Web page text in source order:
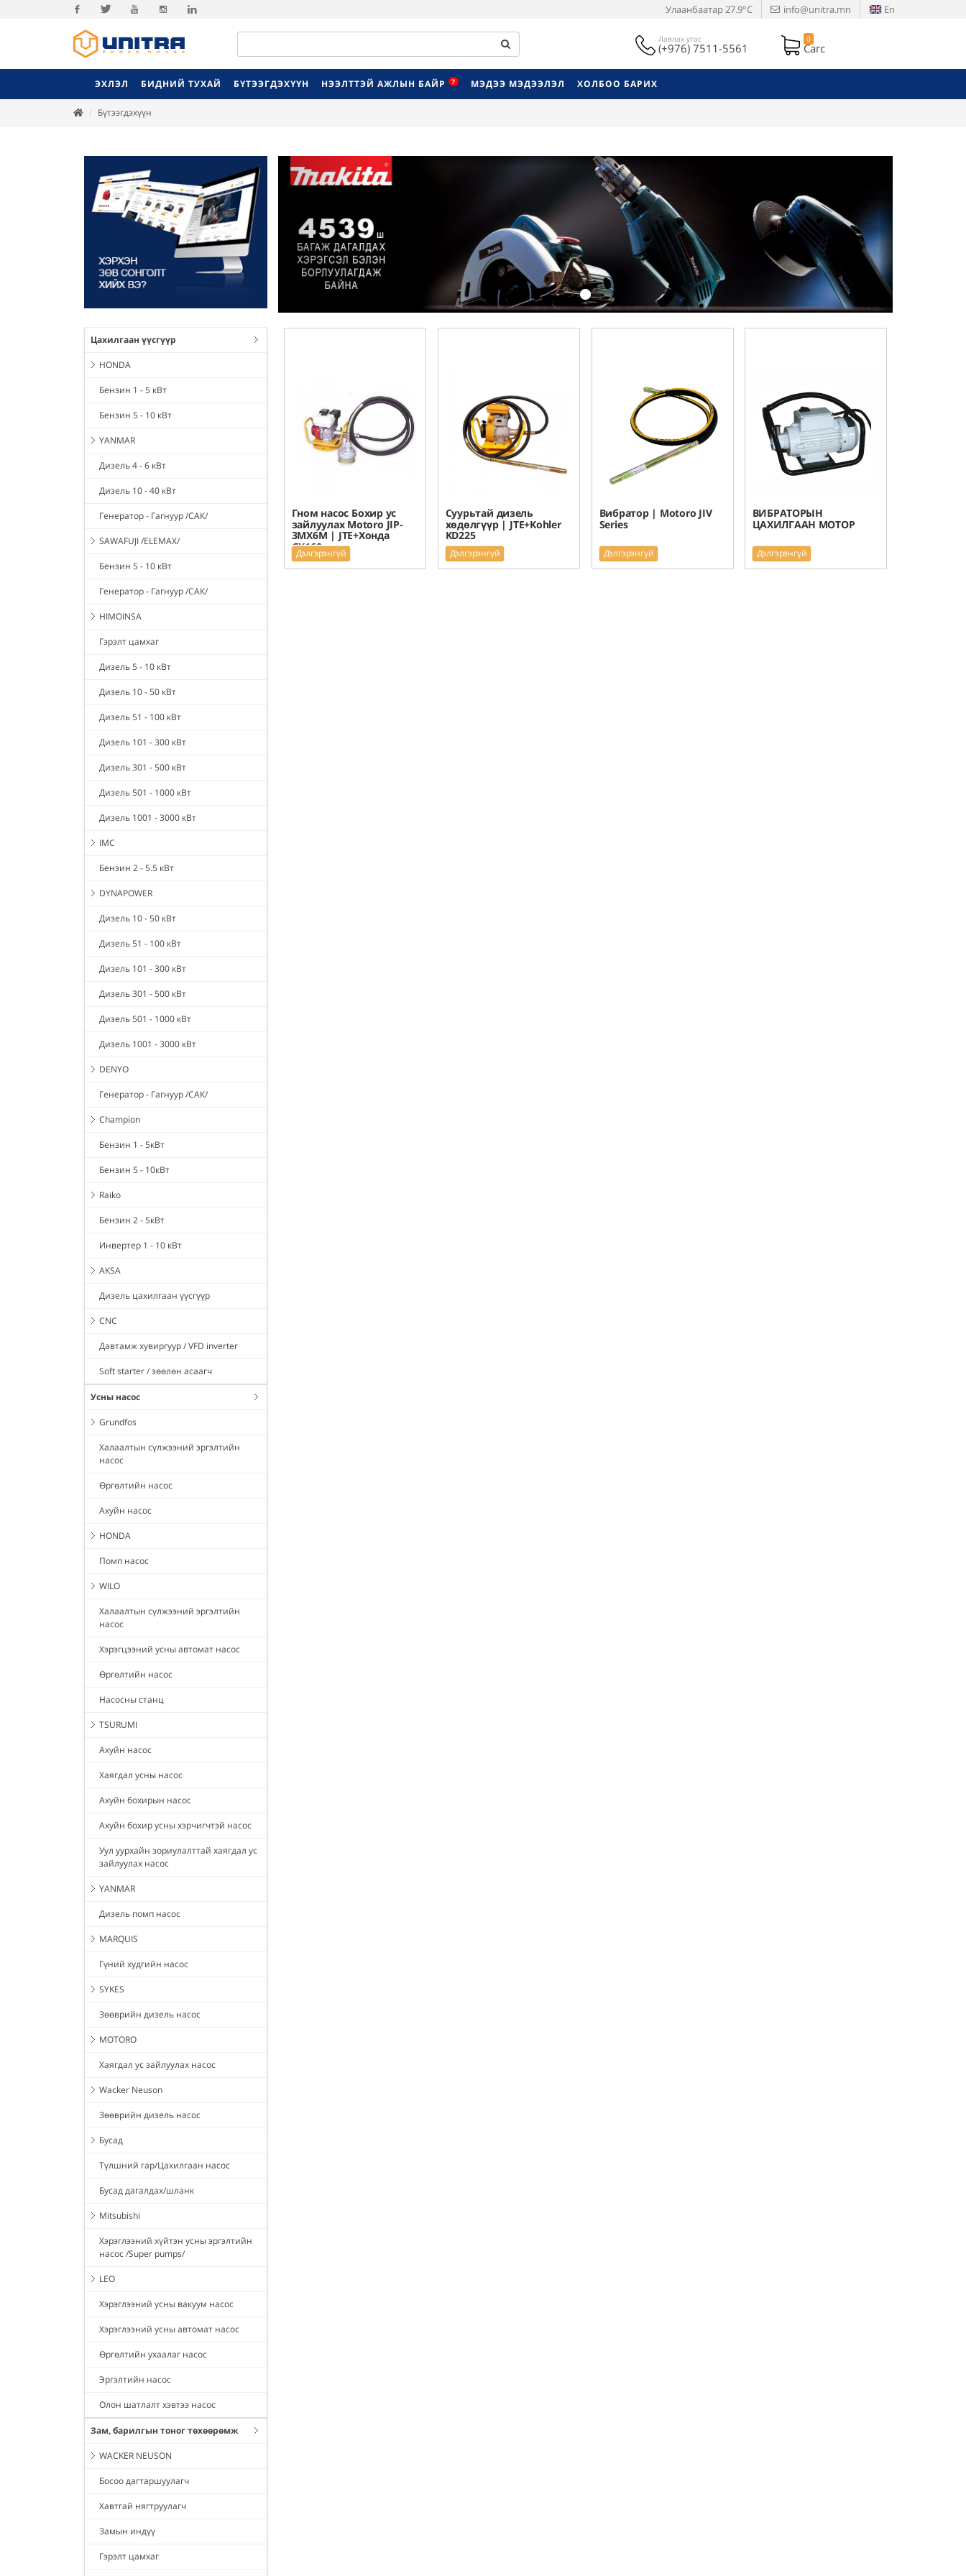
Facebook
Улаанбаатар27.9°C info@unitra.mn En
Лавлах утас
(+976) 7511-5561
0
Сагс
ЭХЛЭЛ БИДНИЙ ТУХАЙ БҮТЭЭГДЭХҮҮН НЭЭЛТТЭЙ АЖЛЫН БАЙР 7 МЭДЭЭ МЭДЭЭЛЭЛ ХОЛБОО БАРИХ
Бүтээгдэхүүн
Цахилгаан үүсгүүр
HONDA
Бензин 1 - 5 кВт
Бензин 5 - 10 кВт
YANMAR
Дизель 4 - 6 кВт
Дизель 10 - 40 кВт
Генератор - Гагнуур /САК/
SAWAFUJI /ELEMAX/
Бензин 5 - 10 кВт
Генератор - Гагнуур /САК/
HIMOINSA
Гэрэлт цамхаг
Дизель 5 - 10 кВт
Дизель 10 - 50 кВт
Дизель 51 - 100 кВт
Дизель 101 - 300 кВт
Дизель 301 - 500 кВт
Дизель 501 - 1000 кВт
Дизель 1001 - 3000 кВт
IMC
Бензин 2 - 5.5 кВт
DYNAPOWER
Дизель 10 - 50 кВт
Дизель 51 - 100 кВт
Дизель 101 - 300 кВт
Дизель 301 - 500 кВт
Дизель 501 - 1000 кВт
Дизель 1001 - 3000 кВт
DENYO
Генератор - Гагнуур /САК/
Champion
Бензин 1 - 5кВт
Бензин 5 - 10кВт
Raiko
Бензин 2 - 5кВт
Инвертер 1 - 10 кВт
AKSA
Дизель цахилгаан үүсгүүр
CNC
Давтамж хувиргуур / VFD inverter
Soft starter / зөөлөн асаагч
Усны насос
Grundfos
Халаалтын сүлжээний эргэлтийн
насос
Өргөлтийн насос
Ахуйн насос
HONDA
Помп насос
WILO
Халаалтын сүлжээний эргэлтийн
насос
Хэрэгцээний усны автомат насос
Өргөлтийн насос
Насосны станц
TSURUMI
Ахуйн насос
Хаягдал усны насос
Ахуйн бохирын насос
Ахуйн бохир усны хэрчигчтэй насос
Уул уурхайн зориулалттай хаягдал ус
зайлуулах насос
YANMAR
Дизель помп насос
MARQUIS
Гүний худгийн насос
SYKES
Зөөврийн дизель насос
MOTORO
Хаягдал ус зайлуулах насос
Wacker Neuson
Зөөврийн дизель насос
Бусад
Түлшний гар/Цахилгаан насос
Бусад дагалдах/шланк
Mitsubishi
Хэрэглээний хүйтэн усны эргэлтийн
насос /Super pumps/
LEO
Хэрэглээний усны вакуум насос
Хэрэглээний усны автомат насос
Өргөлтийн ухаалаг насос
Эргэлтийн насос
Олон шатлалт хэвтээ насос
Зам, барилгын тоног төхөөрөмж
WACKER NEUSON
Босоо дагтаршуулагч
Хавтгай нягтруулагч
Замын индүү
Гэрэлт цамхаг
Previous
Гном насос Бохир ус
зайлуулах Motoro JIP-
3MX6M | JTE+Хонда
GX160
Дэлгэрэнгүй
Суурьтай дизель
хөдөлгүүр | JTE+Kohler
KD225
Дэлгэрэнгүй
Вибратор | Motoro JIV
Series
Дэлгэрэнгүй
ВИБРАТОРЫН
ЦАХИЛГААН МОТОР
Дэлгэрэнгүй